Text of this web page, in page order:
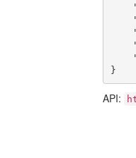
}
API: